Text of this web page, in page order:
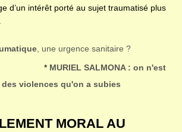
d’un intérêt porté au sujet traumatisé plus
, une urgence sanitaire ?
MURIEL SALMONA : on n'est
violences qu'on a subies
MORAL AU